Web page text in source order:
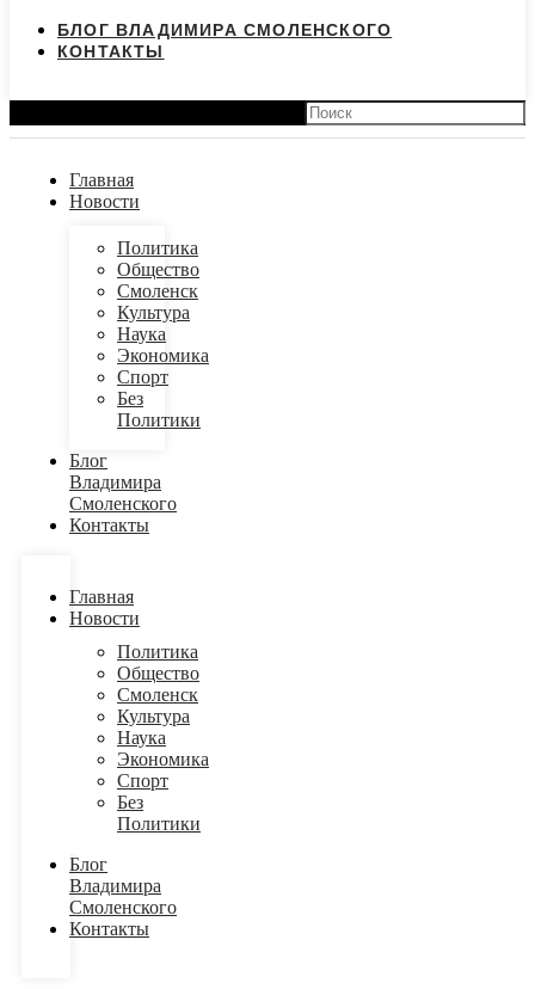
БЛОГ ВЛАДИМИРА СМОЛЕНСКОГО
КОНТАКТЫ
Главная
Новости
Политика
Общество
Смоленск
Культура
Наука
Экономика
Спорт
Без
Политики
Блог
Владимира
Смоленского
Контакты
Главная
Новости
Политика
Общество
Смоленск
Культура
Наука
Экономика
Спорт
Без
Политики
Блог
Владимира
Смоленского
Контакты